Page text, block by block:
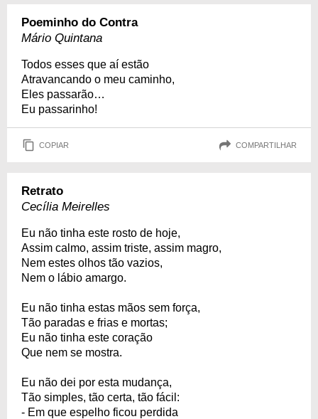
Poeminho do Contra
Mário Quintana
Todos esses que aí estão
Atravancando o meu caminho,
Eles passarão…
Eu passarinho!
COPIAR COMPARTILHAR
Retrato
Cecília Meirelles
Eu não tinha este rosto de hoje,
Assim calmo, assim triste, assim magro,
Nem estes olhos tão vazios,
Nem o lábio amargo.
Eu não tinha estas mãos sem força,
Tão paradas e frias e mortas;
Eu não tinha este coração
Que nem se mostra.
Eu não dei por esta mudança,
Tão simples, tão certa, tão fácil:
- Em que espelho ficou perdida